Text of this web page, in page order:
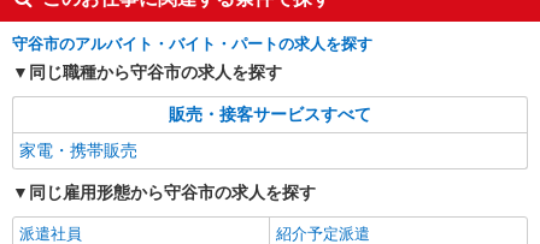
守谷市のアルバイト・バイト・パートの求人を探す
同じ職種から守谷市の求人を探す
販売・接客サービスすべて
家電・携帯販売
同じ雇用形態から守谷市の求人を探す
派遣社員 紹介予定派遣